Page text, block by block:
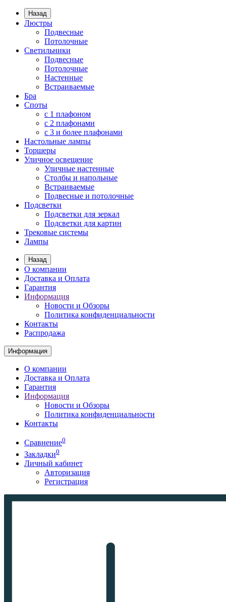
Назад
Люстры
Подвесные
Потолочные
Светильники
Подвесные
Потолочные
Настенные
Встраиваемые
Бра
Споты
с 1 плафоном
с 2 плафонами
с 3 и более плафонами
Настольные лампы
Торшеры
Уличное освещение
Уличные настенные
Столбы и напольные
Встраиваемые
Подвесные и потолочные
Подсветки
Подсветки для зеркал
Подсветки для картин
Трековые системы
Лампы
Назад
О компании
Доставка и Оплата
Гарантия
Информация
Новости и Обзоры
Политика конфиденциальности
Контакты
Распродажа
Информация
О компании
Доставка и Оплата
Гарантия
Информация
Новости и Обзоры
Политика конфиденциальности
Контакты
Сравнение0
Закладки0
Личный кабинет
Авторизация
Регистрация